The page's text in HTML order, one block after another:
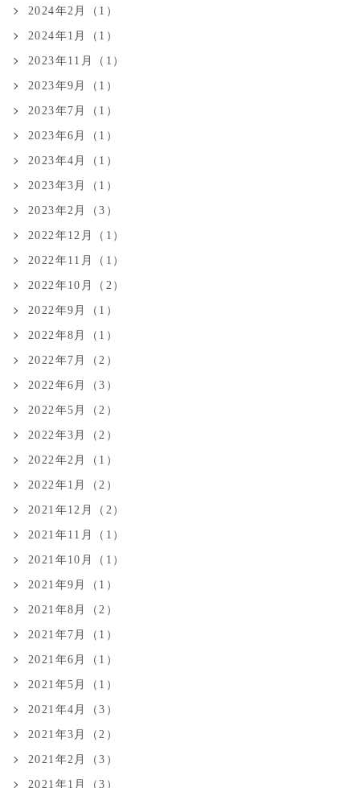
2024年2月（1）
2024年1月（1）
2023年11月（1）
2023年9月（1）
2023年7月（1）
2023年6月（1）
2023年4月（1）
2023年3月（1）
2023年2月（3）
2022年12月（1）
2022年11月（1）
2022年10月（2）
2022年9月（1）
2022年8月（1）
2022年7月（2）
2022年6月（3）
2022年5月（2）
2022年3月（2）
2022年2月（1）
2022年1月（2）
2021年12月（2）
2021年11月（1）
2021年10月（1）
2021年9月（1）
2021年8月（2）
2021年7月（1）
2021年6月（1）
2021年5月（1）
2021年4月（3）
2021年3月（2）
2021年2月（3）
2021年1月（3）